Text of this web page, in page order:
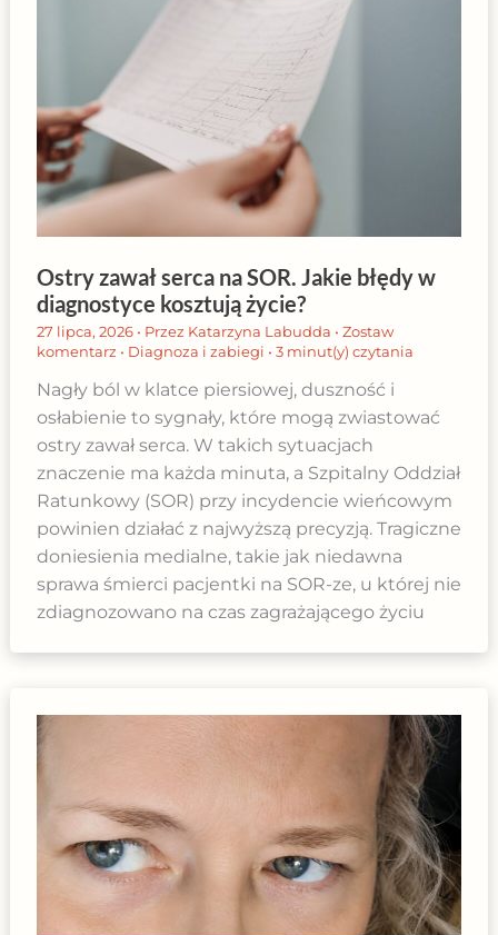
Ostry zawał serca na SOR. Jakie błędy w
diagnostyce kosztują życie?
27 lipca, 2026 • Przez Katarzyna Labudda • Zostaw
komentarz • Diagnoza i zabiegi • 3 minut(y) czytania
Nagły ból w klatce piersiowej, duszność i
osłabienie to sygnały, które mogą zwiastować
ostry zawał serca. W takich sytuacjach
znaczenie ma każda minuta, a Szpitalny Oddział
Ratunkowy (SOR) przy incydencie wieńcowym
powinien działać z najwyższą precyzją. Tragiczne
doniesienia medialne, takie jak niedawna
sprawa śmierci pacjentki na SOR-ze, u której nie
zdiagnozowano na czas zagrażającego życiu